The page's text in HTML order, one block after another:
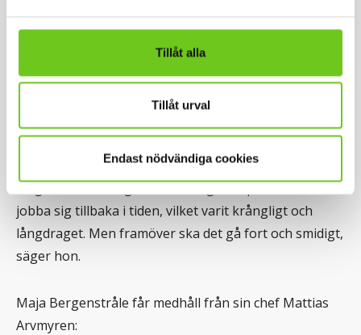
Tillåt alla
Tillåt urval
Endast nödvändiga cookies
Den ena visar en översiktlig bild över några
stadskvarter. Den andra är mer detaljerad, och visar
indelningen i olika fastigheter. Hennes uppgift är att
pricka in gränserna och föra in uppgifterna i en
– Den som velat dela en upp åker i villatomter har
tidigare varit tvungen att rota i gamla pärmar och
jobba sig tillbaka i tiden, vilket varit krångligt och
långdraget. Men framöver ska det gå fort och smidigt,
säger hon.
Maja Bergenstråle får medhåll från sin chef Mattias
Arvmyren: